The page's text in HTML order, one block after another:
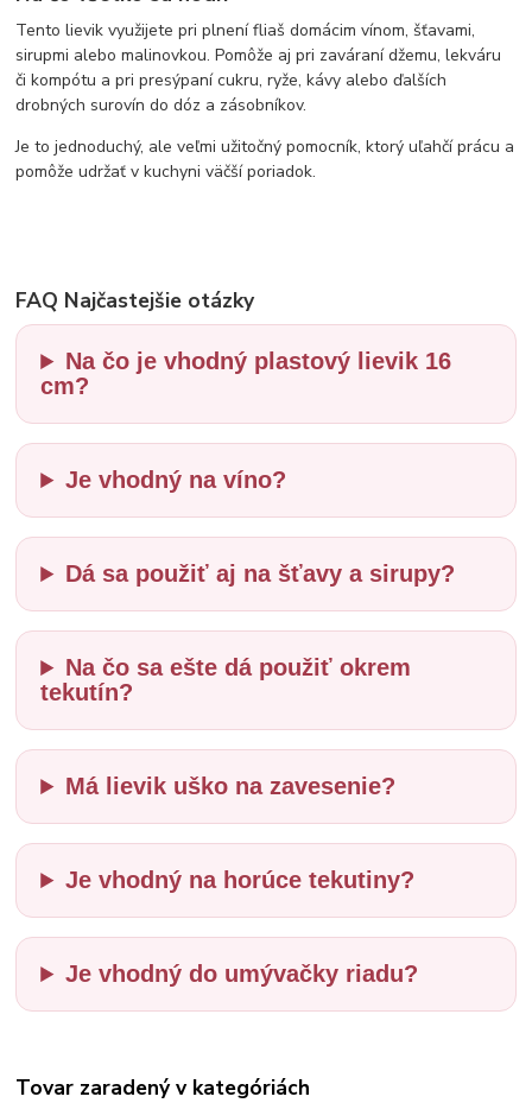
Tento lievik využijete pri plnení fliaš domácim vínom, šťavami,
sirupmi alebo malinovkou. Pomôže aj pri zaváraní džemu, lekváru
či kompótu a pri presýpaní cukru, ryže, kávy alebo ďalších
drobných surovín do dóz a zásobníkov.
Je to jednoduchý, ale veľmi užitočný pomocník, ktorý uľahčí prácu a
pomôže udržať v kuchyni väčší poriadok.
FAQ Najčastejšie otázky
Na čo je vhodný plastový lievik 16
cm?
Je vhodný na víno?
Dá sa použiť aj na šťavy a sirupy?
Na čo sa ešte dá použiť okrem
tekutín?
Má lievik uško na zavesenie?
Je vhodný na horúce tekutiny?
Je vhodný do umývačky riadu?
Tovar zaradený v kategóriách